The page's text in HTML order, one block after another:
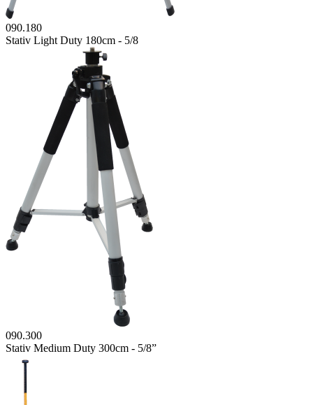
090.180
Stativ Light Duty 180cm - 5/8
090.300
Stativ Medium Duty 300cm - 5/8”